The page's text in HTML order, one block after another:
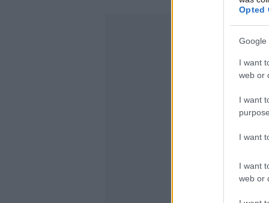
Opted
Google
I want
web or
I want
I want
I want
web or